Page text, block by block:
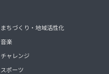
まちづくり・地域活性化
音楽
チャレンジ
スポーツ